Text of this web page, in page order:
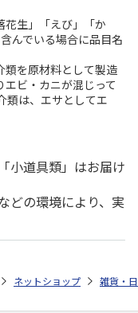
花生」「えび」「か
んでいる場合に品目名
を原材料として製造
ビ・カニが混じって
類は、エサとしてエ
小道具類」はお届け
どの環境により、実
速乾 タオルギフトセット (ヘ
ネットショップ 雑貨・